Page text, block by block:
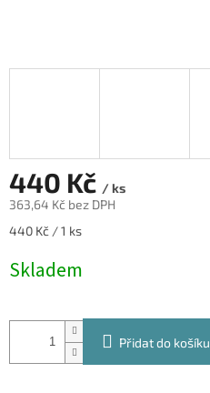
440 Kč / ks
363,64 Kč bez DPH
Měrná
440 Kč / 1 ks
Skladem
Přidat do košíku